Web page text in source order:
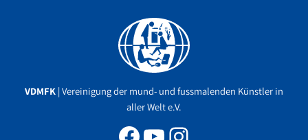
VDMFK | Vereinigung der mund- und fussmalenden Künstler in
aller Welt e.V.
Facebook
YouTube
Instagram